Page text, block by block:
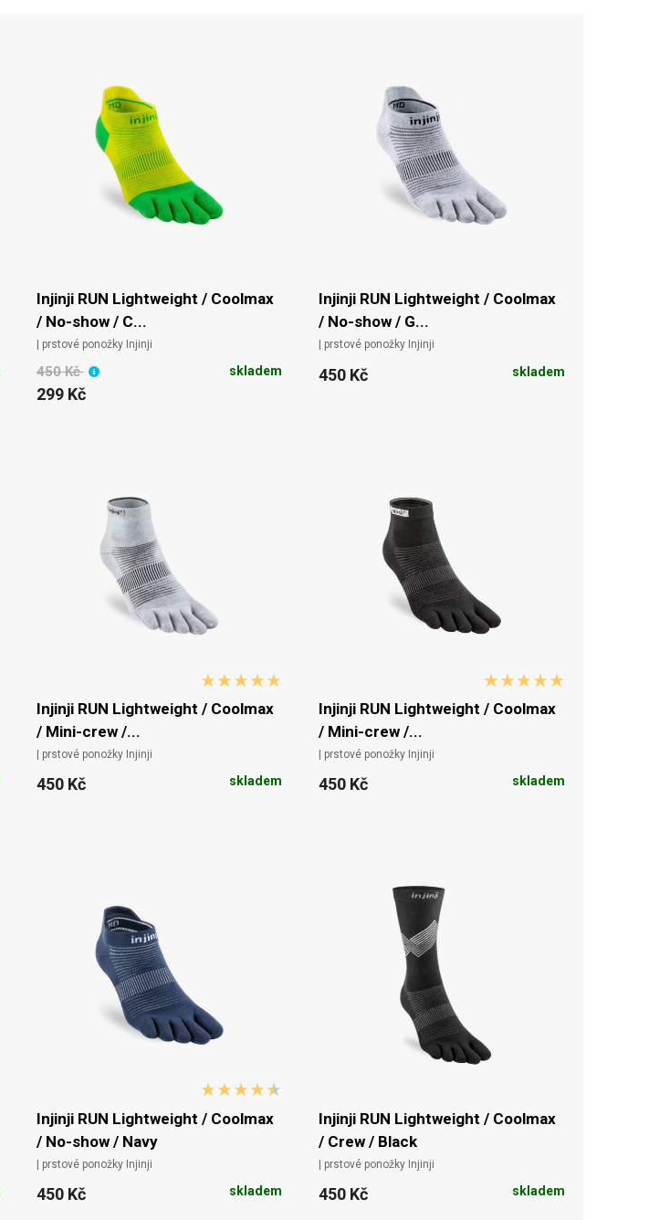
Injinji RUN Lightweight / Coolmax
/ No-show / C...
| prstové ponožky Injinji
450 Kč
299 Kč
skladem
Injinji RUN Lightweight / Coolmax
/ No-show / G...
| prstové ponožky Injinji
450 Kč skladem
Injinji RUN Lightweight / Coolmax
/ Mini-crew /...
| prstové ponožky Injinji
450 Kč skladem
Injinji RUN Lightweight / Coolmax
/ Mini-crew /...
| prstové ponožky Injinji
450 Kč skladem
Injinji RUN Lightweight / Coolmax
/ No-show / Navy
| prstové ponožky Injinji
450 Kč skladem
Injinji RUN Lightweight / Coolmax
/ Crew / Black
| prstové ponožky Injinji
450 Kč skladem